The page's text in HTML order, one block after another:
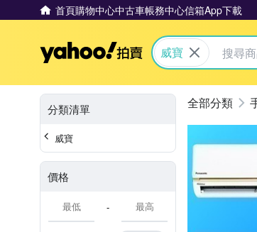
首頁購物中心中古車帳務中心信箱App下載
Yahoo拍賣
威寶
分類清單
威寶
價格
-